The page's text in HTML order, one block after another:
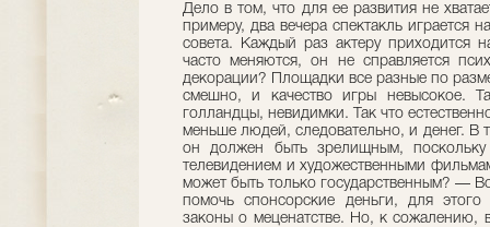
Дело в том, что для ее развития не
примеру, два вечера спектакль
совета. Каждый раз актеру приходится
часто меняются, он не справляется
декорации? Пло­щадки все разные по
смешно, и качество игры невысокое.
голландцы, невидимки. Так что
меньше людей, следовательно, и денег. В
он должен быть зрелищным, поскольку
телевидением и художествен­ными
может быть только государственным? —
помочь спонсорские деньги, для этого
законы о меценатстве. Но, к сожалению,